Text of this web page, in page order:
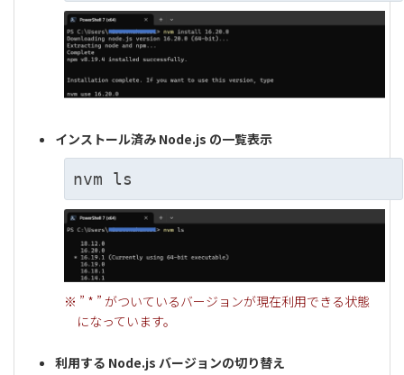
インストール済み Node.js の一覧表示
nvm ls
※ ” * ” がついているバージョンが現在利用できる状態
になっています。
利用する Node.js バージョンの切り替え